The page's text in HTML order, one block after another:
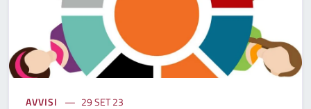
AVVISI 29 SET 23